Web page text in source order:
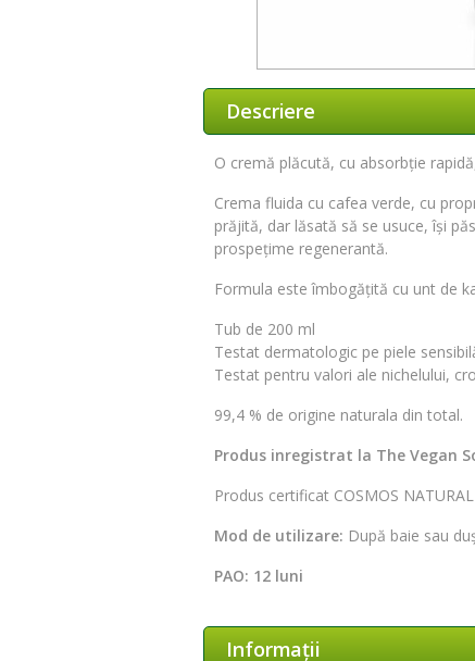
Descriere
O cremă plăcută, cu absorbție
Crema fluida cu cafea verde, cu
prăjită, dar lăsată să se usuce, își
prospețime regenerantă.
Formula este îmbogățită cu unt de
Tub de 200 ml
Testat dermatologic pe piele
Testat pentru valori ale nichelului,
99,4 % de origine naturala din total.
Produs inregistrat la The Vegan
Produs certificat COSMOS NATURAL
Mod de utilizare: După baie sau
PAO: 12 luni
Informaţii